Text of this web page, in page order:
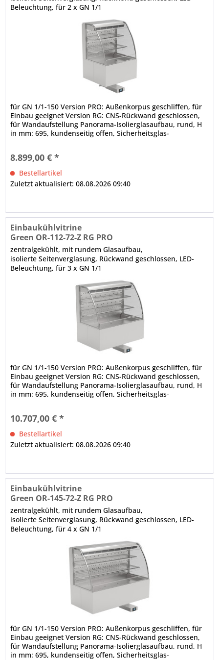
Beleuchtung, für 2 x GN 1/1
für GN 1/1-150 Version PRO: Außenkorpus geschliffen, für
Einbau geeignet Version RG: CNS-Rückwand geschlossen,
für Wandaufstellung Panorama-Isolierglasaufbau, rund, H
in mm: 695, kundenseitig offen, Sicherheitsglas-
8.899,00 € *
Bestellartikel
Zuletzt aktualisiert: 08.08.2026 09:40
Einbaukühlvitrine
Green OR-112-72-Z RG PRO
zentralgekühlt, mit rundem Glasaufbau,
isolierte Seitenverglasung, Rückwand geschlossen, LED-
Beleuchtung, für 3 x GN 1/1
für GN 1/1-150 Version PRO: Außenkorpus geschliffen, für
Einbau geeignet Version RG: CNS-Rückwand geschlossen,
für Wandaufstellung Panorama-Isolierglasaufbau, rund, H
in mm: 695, kundenseitig offen, Sicherheitsglas-
10.707,00 € *
Bestellartikel
Zuletzt aktualisiert: 08.08.2026 09:40
Einbaukühlvitrine
Green OR-145-72-Z RG PRO
zentralgekühlt, mit rundem Glasaufbau,
isolierte Seitenverglasung, Rückwand geschlossen, LED-
Beleuchtung, für 4 x GN 1/1
für GN 1/1-150 Version PRO: Außenkorpus geschliffen, für
Einbau geeignet Version RG: CNS-Rückwand geschlossen,
für Wandaufstellung Panorama-Isolierglasaufbau, rund, H
in mm: 695, kundenseitig offen, Sicherheitsglas-